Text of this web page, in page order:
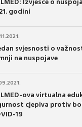
godini
svjesnosti o
na nuspojave
ova virtualna
cjepiva protiv
19